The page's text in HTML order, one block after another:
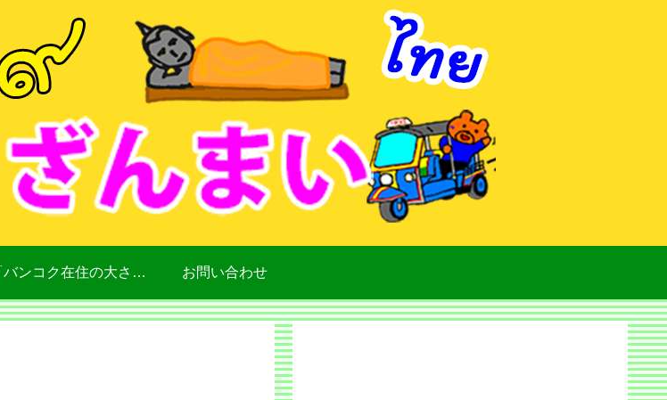
「バンコク在住の大さん」について お問い合わせ